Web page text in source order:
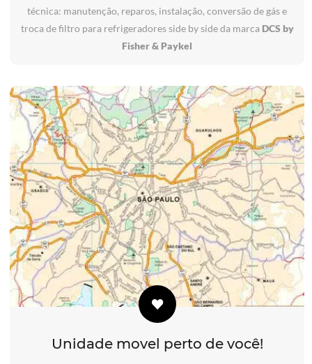
técnica: manutenção, reparos, instalação, conversão de gás e
troca de filtro para refrigeradores side by side da marca DCS by
Fisher & Paykel
Unidade movel perto de você!